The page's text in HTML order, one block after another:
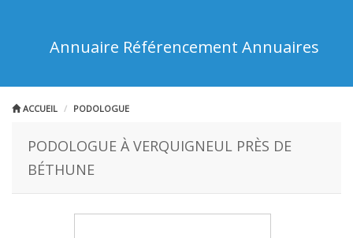
Annuaire Référencement Annuaires
ACCUEIL PODOLOGUE
PODOLOGUE À VERQUIGNEUL PRÈS DE
BÉTHUNE